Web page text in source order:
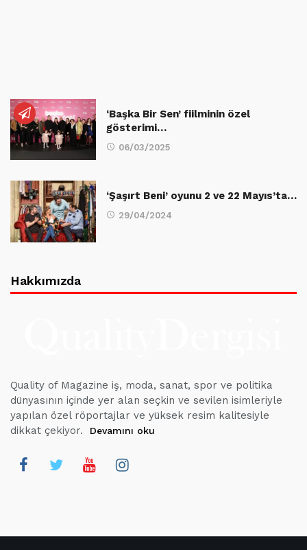
‘Başka Bir Sen’ fiilminin özel
gösterimi…
06/03/2025
‘Şaşırt Beni’ oyunu 2 ve 22 Mayıs’ta…
29/04/2024
Hakkımızda
Quality of Magazine iş, moda, sanat, spor ve politika
dünyasının içinde yer alan seçkin ve sevilen isimleriyle
yapılan özel röportajlar ve yüksek resim kalitesiyle
dikkat çekiyor.
Devamını oku